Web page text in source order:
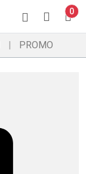
0
PROMO